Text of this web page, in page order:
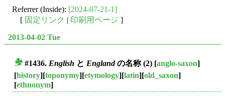
Referrer (Inside): [2024-07-21-1]
[ 固定リンク | 印刷用ページ ]
2013-04-02 Tue
#1436. English と Englandの名称 (2) [anglo-saxon]
[history][toponymy][etymology][latin][old_saxon]
[ethnonym]